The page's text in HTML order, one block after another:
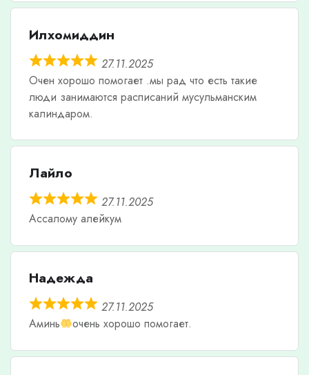
Илхомиддин
27.11.2025
Очен хорошо помогает .мы рад что есть такие
люди занимаются расписаний мусульманским
калиндаром.
Лайло
27.11.2025
Ассалому алейкум
Надежда
27.11.2025
Аминь
очень хорошо помогает.